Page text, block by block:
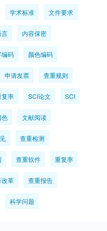
学术标准 文件要求
言 内容保密
编码 颜色编码
申请发票 查重规则
复率 SCI论文 SCI
色 文献阅读
查重检测
查重软件 重复率
改革 查重报告
科学问题